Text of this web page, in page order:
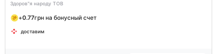
Здоров"я народу ТОВ
+0.77грн на бонусный счет
доставим